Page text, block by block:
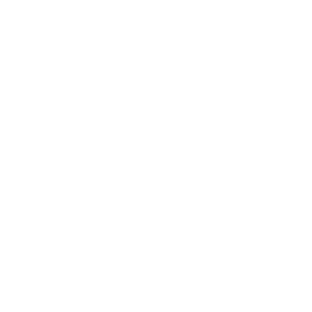
de BMW iX5 Hydrogen.
système de pile à
protons (PEM)
développent
la technologie centrale